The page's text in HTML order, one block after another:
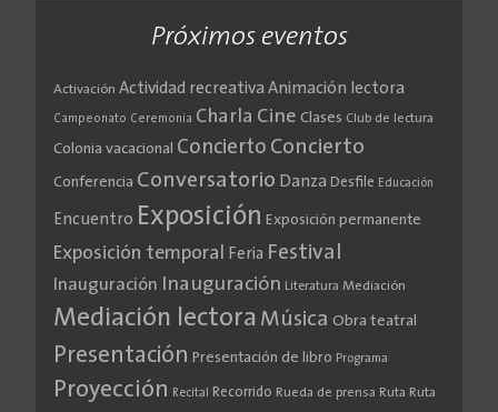
Próximos eventos
Activación Actividad recreativa Animación lectora
Campeonato Ceremonia Charla Cine Clases Club de lectura
Colonia vacacional Concierto Concierto
Conferencia Conversatorio Danza Desfile Educación
Encuentro Exposición Exposición permanente
Exposición temporal Feria Festival
Inauguración Inauguración Literatura Mediación
Mediación lectora Música Obra teatral
Presentación Presentación de libro Programa
Proyección Recital Recorrido Rueda de prensa Ruta Ruta